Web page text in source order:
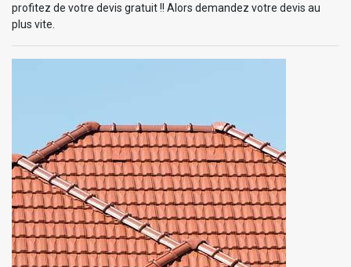
profitez de votre devis gratuit !! Alors demandez votre devis au
plus vite.